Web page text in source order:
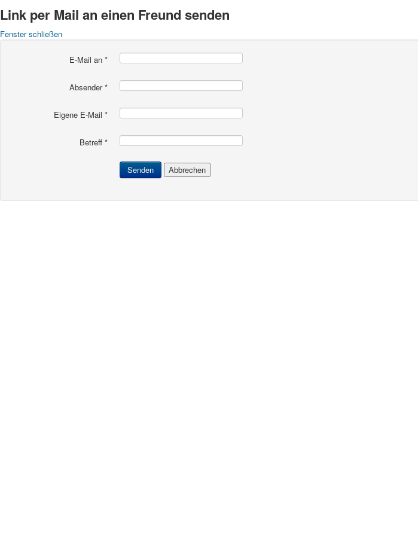
Link per Mail an einen Freund senden
Fenster schließen
E-Mail an *
Absender*
Eigene E-Mail *
Betreff *
Senden Abbrechen